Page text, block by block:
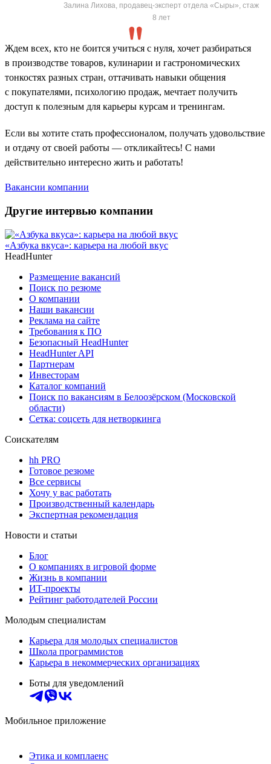
Залина Лихова, продавец-эксперт отдела «Сыры», стаж
8 лет
Ждем всех, кто не боится учиться с нуля, хочет разбираться
в производстве товаров, кулинарии и гастрономических
тонкостях разных стран, оттачивать навыки общения
с покупателями, психологию продаж, мечтает получить
доступ к полезным для карьеры курсам и тренингам.
Если вы хотите стать профессионалом, получать удовольствие
и отдачу от своей работы — откликайтесь! С нами
действительно интересно жить и работать!
Вакансии компании
Другие интервью компании
«Азбука вкуса»: карьера на любой вкус
HeadHunter
Размещение вакансий
Поиск по резюме
О компании
Наши вакансии
Реклама на сайте
Требования к ПО
Безопасный HeadHunter
HeadHunter API
Партнерам
Инвесторам
Каталог компаний
Поиск по вакансиям в Белоозёрском (Московской
области)
Сетка: соцсеть для нетворкинга
Соискателям
hh PRO
Готовое резюме
Все сервисы
Хочу у вас работать
Производственный календарь
Экспертная рекомендация
Новости и статьи
Блог
О компаниях в игровой форме
Жизнь в компании
ИТ-проекты
Рейтинг работодателей России
Молодым специалистам
Карьера для молодых специалистов
Школа программистов
Карьера в некоммерческих организациях
Боты для уведомлений
Мобильное приложение
Этика и комплаенс